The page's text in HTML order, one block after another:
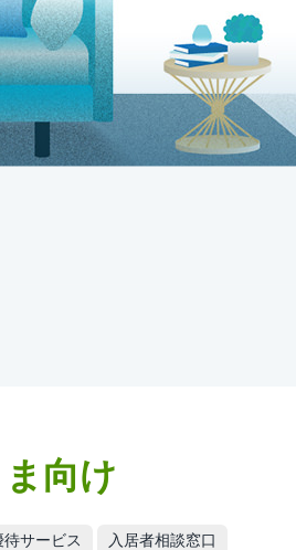
向け
待サービス 入居者相談窓口